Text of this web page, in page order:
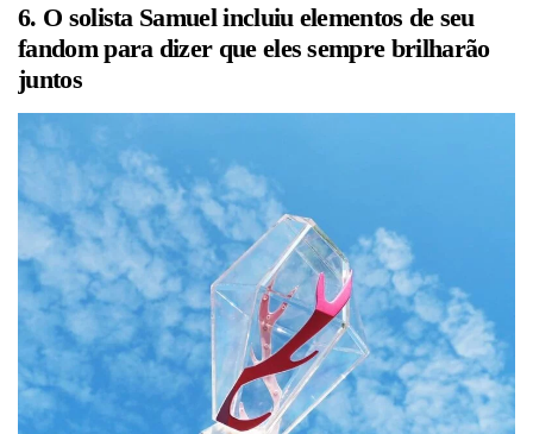
6. O solista Samuel incluiu elementos de seu
fandom para dizer que eles sempre brilharão
juntos